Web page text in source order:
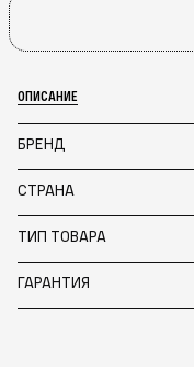
ОПИСАНИЕ
БРЕНД
СТРАНА
ТИП ТОВАРА
ГАРАНТИЯ